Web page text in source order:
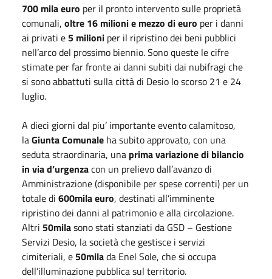
700 mila euro per il pronto intervento sulle proprietà
comunali, oltre 16 milioni e mezzo di euro per i danni
ai privati e 5 milioni per il ripristino dei beni pubblici
nell’arco del prossimo biennio. Sono queste le cifre
stimate per far fronte ai danni subiti dai nubifragi che
si sono abbattuti sulla città di Desio lo scorso 21 e 24
luglio.
A dieci giorni dal piu’ importante evento calamitoso,
laGiunta Comunale ha subito approvato, con una
seduta straordinaria, una prima variazione di bilancio
in via d’urgenzacon un prelievo dall’avanzo di
Amministrazione (disponibile per spese correnti) per un
totale di 600mila euro, destinati all’imminente
ripristino dei danni al patrimonio e alla circolazione.
Altri 50milasono stati stanziati da GSD – Gestione
Servizi Desio, la società che gestisce i servizi
cimiteriali, e 50milada Enel Sole, che si occupa
dell’illuminazione pubblica sul territorio.